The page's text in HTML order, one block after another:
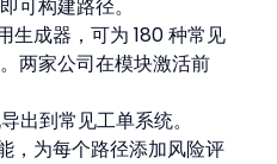
可构建路径。
生成器，可为 180 种常见
两家公司在模块激活前
出到常见工单系统。
，为每个路径添加风险评